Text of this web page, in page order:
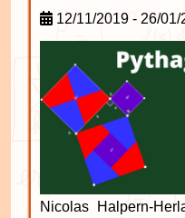
12/11/2019 - 26/01/
Nicolas Halpern-